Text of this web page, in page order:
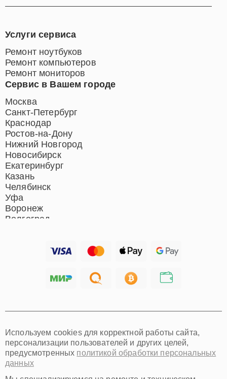
Сервис в Вашем городе
Москва
Санкт-Петербург
Краснодар
Ростов-на-Дону
Нижний Новгород
Новосибирск
Екатеринбург
Казань
Челябинск
Уфа
Воронеж
Волгоград
Хабаровск
Омск
Красноярск
Пермь
Ульяновск
Услуги сервиса
Ремонт ноутбуков
Ремонт компьютеров
Ремонт мониторов
Используем cookies для корректной работы сайта,
персонализации пользователей и других целей,
предусмотренных политикой обработки персональных
данных